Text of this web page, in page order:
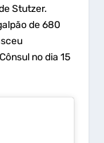
Stutzer.
de 680
no dia 15